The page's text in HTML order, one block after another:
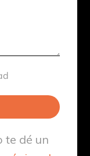
te dé un